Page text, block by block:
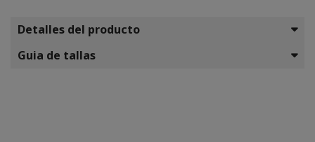
Detalles del producto
Guia de tallas